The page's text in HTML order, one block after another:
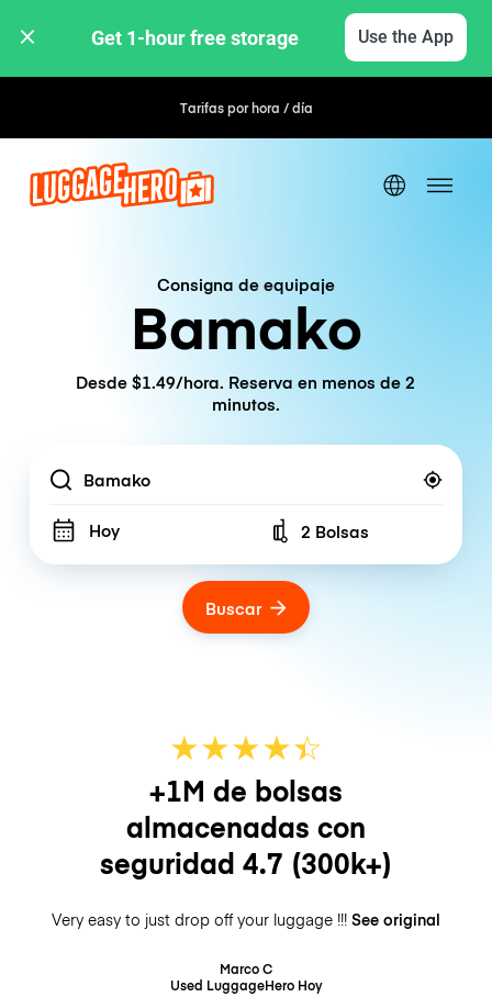
Get 1-hour free storage Use the App
Tarifas por hora / día
Consigna de equipaje
Bamako
Desde $1.49/hora. Reserva en menos de 2
minutos.
Location
Hoy Number of bags
2 Bolsas
Buscar
★★★★☆
★
+1M de bolsas
almacenadas con
seguridad 4.7 (300k+)
Very easy to just drop off your luggage !!! See original
Marco C
Used LuggageHero Hoy